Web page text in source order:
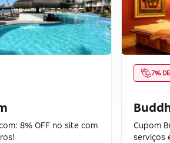
8% OFF no site com
7%
Cupom
serviços